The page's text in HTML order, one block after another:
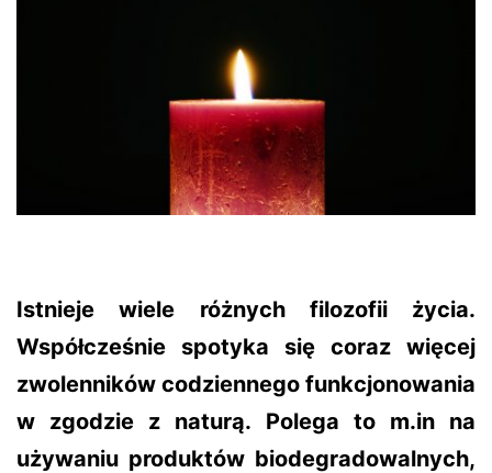
Istnieje wiele różnych filozofii życia.
Współcześnie spotyka się coraz więcej
zwolenników codziennego funkcjonowania
w zgodzie z naturą. Polega to m.in na
używaniu produktów biodegradowalnych,